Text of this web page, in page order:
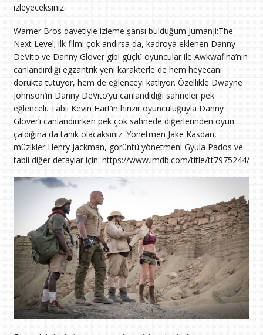
izleyeceksiniz.
Warner Bros davetiyle izleme şansı bulduğum Jumanji:The
Next Level; ilk filmi çok andırsa da, kadroya eklenen Danny
DeVito ve Danny Glover gibi güçlü oyuncular ile Awkwafina’nın
canlandırdığı egzantrik yeni karakterle de hem heyecanı
dorukta tutuyor, hem de eğlenceyi katlıyor. Özellikle Dwayne
Johnson’ın Danny DeVito’yu canlandıdığı sahneler pek
eğlenceli. Tabii Kevin Hart’ın hınzır oyunculuğuyla Danny
Glover’ı canlandırırken pek çok sahnede diğerlerinden oyun
çaldığına da tanık olacaksınız. Yönetmen Jake Kasdan,
müzikler Henry Jackman, görüntü yönetmeni Gyula Pados ve
tabii diğer detaylar için: https://www.imdb.com/title/tt7975244/